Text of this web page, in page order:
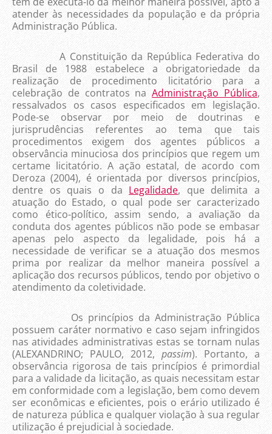
atender às necessidades da população e da própria
Administração Pública.
A Constituição da República Federativa do
Brasil de 1988 estabelece a obrigatoriedade da
realização de procedimento licitatório para a
celebração de contratos naAdministração Pública,
ressalvados os casos especificados em legislação.
Pode-se observar por meio de doutrinas e
jurisprudências referentes ao tema que tais
procedimentos exigem dos agentes públicos a
observância minuciosa dos princípios que regem um
certame licitatório. A ação estatal, de acordo com
Deroza (2004), é orientada por diversos princípios,
dentre os quais o da Legalidade, que delimita a
atuação do Estado, o qual pode ser caracterizado
como ético-político, assim sendo, a avaliação da
conduta dos agentes públicos não pode se embasar
apenas pelo aspecto da legalidade, pois há a
necessidade de verificar se a atuação dos mesmos
prima por realizar da melhor maneira possível a
aplicação dos recursos públicos, tendo por objetivo o
atendimento da coletividade.
Os princípios da Administração Pública
possuem caráter normativo e caso sejam infringidos
nas atividades administrativas estas se tornam nulas
(ALEXANDRINO; PAULO, 2012, passim). Portanto, a
observância rigorosa de tais princípios é primordial
para a validade da licitação, as quais necessitam estar
em conformidade com a legislação, bem como devem
ser econômicas e eficientes, pois o erário utilizado é
de natureza pública e qualquer violação à sua regular
utilização é prejudicial à sociedade.